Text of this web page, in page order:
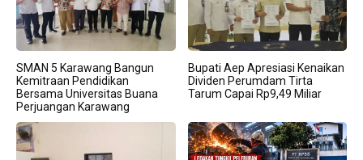
SMAN 5 Karawang Bangun
Kemitraan Pendidikan
Bersama Universitas Buana
Perjuangan Karawang
Bupati Aep Apresiasi Kenaikan
Dividen Perumdam Tirta
Tarum Capai Rp9,49 Miliar